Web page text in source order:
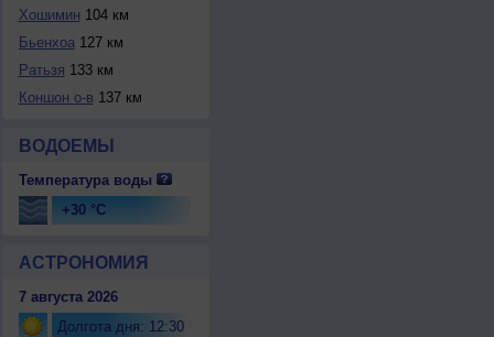
Хошимин 104 км
Бьенхоа127 км
Ратьзя 133 км
Коншон о-в 137 км
ВОДОЕМЫ
Температура воды
+30 °C
АСТРОНОМИЯ
7 августа 2026
Долгота дня: 12:30